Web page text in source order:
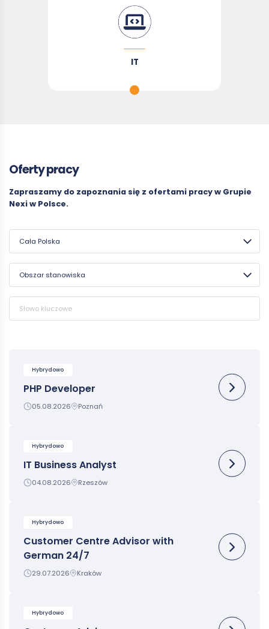
IT
Oferty pracy
Zapraszamy do zapoznania się z ofertami pracy w Grupie
Nexi w Polsce.
Hybrydowo
PHP Developer
05.08.2026 Poznań
Hybrydowo
IT Business Analyst
04.08.2026 Rzeszów
Hybrydowo
Customer Centre Advisor with
German 24/7
29.07.2026 Kraków
Hybrydowo